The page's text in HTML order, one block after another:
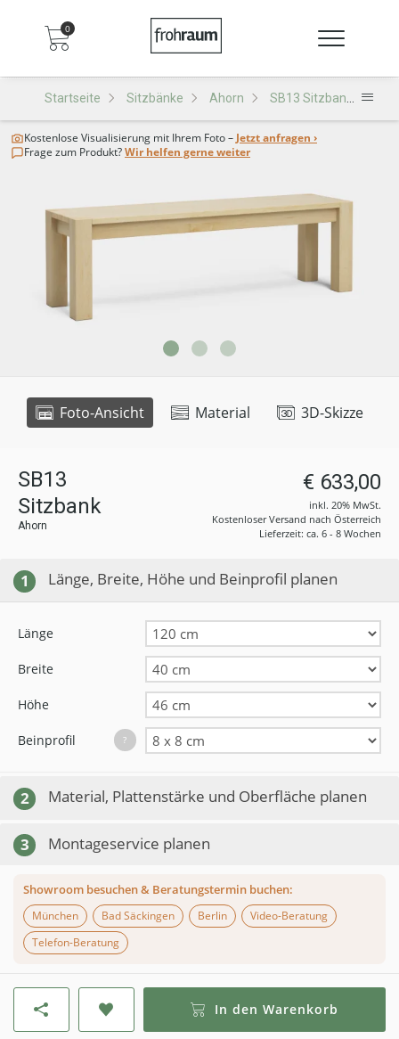
0
Startseite Sitzbänke Ahorn SB13 Sitzbank
Foto-Ansicht Material 3D-Skizze
Kostenlose Visualisierung mit Ihrem Foto – Jetzt anfragen ›
Frage zum Produkt?Wir helfen gerne weiter
SB13
Sitzbank
Ahorn
€ 633,00
inkl. 20% MwSt.
Kostenloser Versand nach Österreich
Lieferzeit: ca. 6 - 8 Wochen
1 Länge, Breite, Höhe und Beinprofil planen
Länge
Breite
Höhe
Beinprofil ?
2 Material, Plattenstärke und Oberfläche planen
3 Montageservice planen
Showroom besuchen & Beratungstermin buchen:
München
Bad Säckingen Berlin
Video-Beratung
Telefon-Beratung
In den Warenkorb